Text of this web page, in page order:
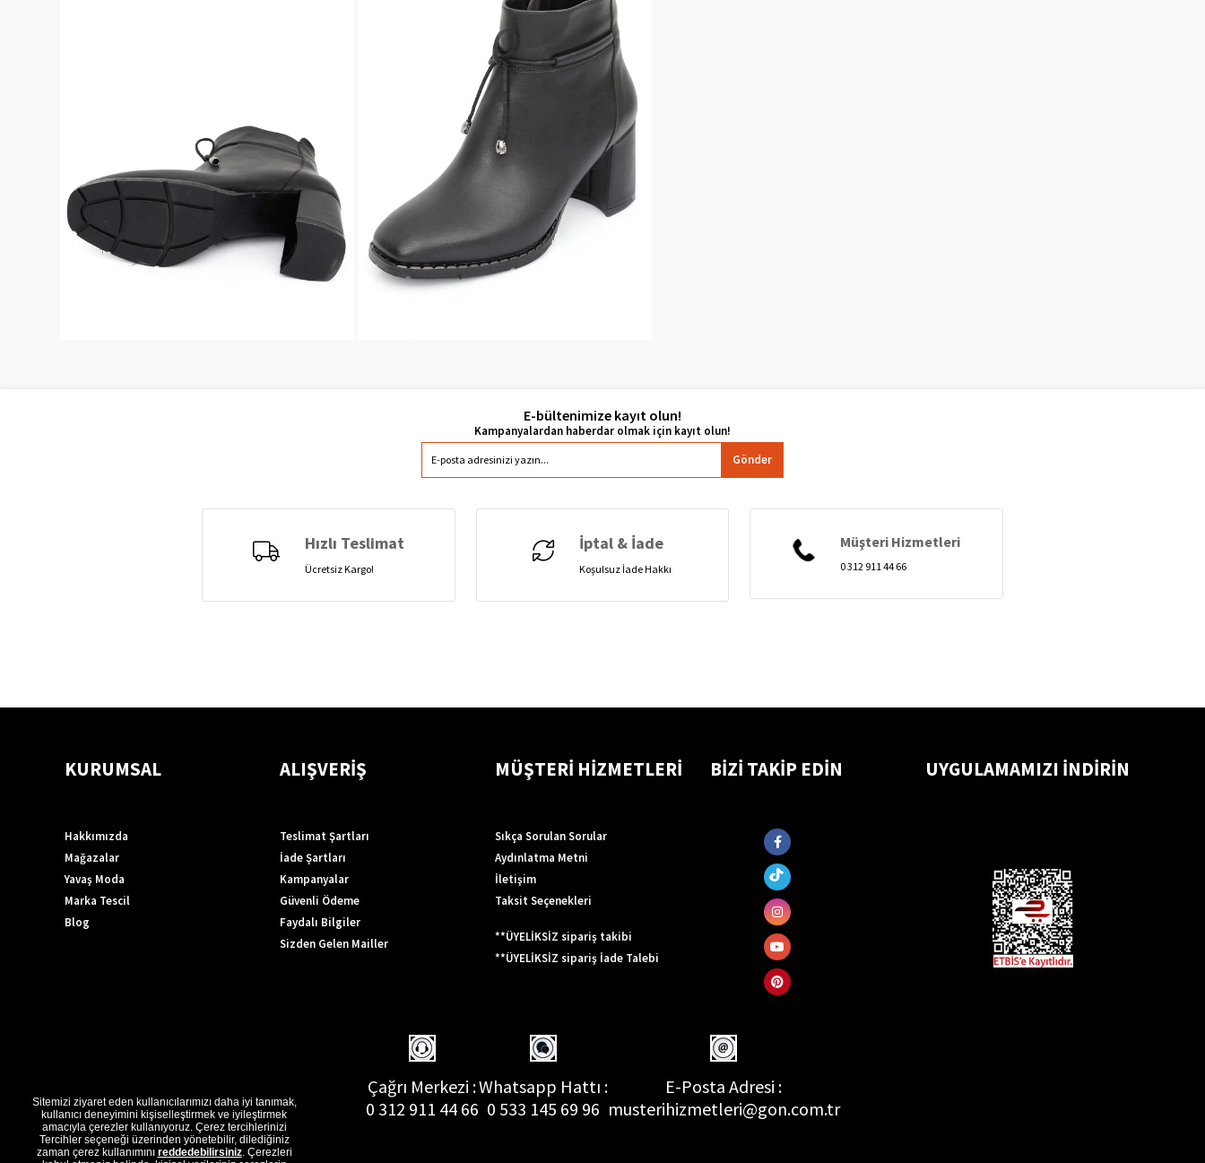
E-bültenimize kayıt olun!
Gönder
Hızlı Teslimat
Ücretsiz Kargo!
İptal & İade
Koşulsuz İade Hakkı
Müşteri Hizmetleri
0 312 911 44 66
KURUMSAL
Hakkımızda
Mağazalar
Yavaş Moda
Marka Tescil
Blog
ALIŞVERİŞ
Teslimat Şartları
İade Şartları
Kampanyalar
Güvenli Ödeme
Faydalı Bilgiler
Sizden Gelen Mailler
MÜŞTERİ HİZMETLERİ
Sıkça Sorulan Sorular
Aydınlatma Metni
İletişim
Taksit Seçenekleri
**ÜYELİKSİZ sipariş takibi
**ÜYELİKSİZ sipariş İade Talebi
BİZİ TAKİP EDİN UYGULAMAMIZI İNDİRİN
Çağrı Merkezi :
0 312 911 44 66
Whatsapp Hattı :
0 533 145 69 96
E-Posta Adresi :
musterihizmetleri@gon.com.tr
Sitemizi ziyaret eden kullanıcılarımızı daha iyi tanımak,
kullanıcı deneyimini kişiselleştirmek ve iyileştirmek
amacıyla çerezler kullanıyoruz. Çerez tercihlerinizi
Tercihler seçeneği üzerinden yönetebilir, dilediğiniz
zaman çerez kullanımını reddedebilirsiniz. Çerezleri